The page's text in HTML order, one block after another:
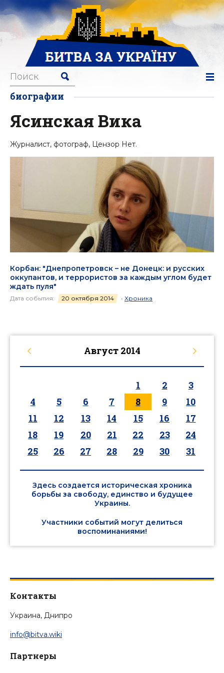
биографии
Ясинская Вика
Журналист, фотограф, Цензор Нет.
Корбан: "Днепропетровск – не Донецк: и русских
оккупантов, и террористов за каждым углом будет
ждать пуля"
Дата события: 20 октября 2014 • Хроника
Август 2014
1 2
3
4
5 6 7 8 9
10
11
12 13 14 15 16
17
18
19 20 21 22 23
24
25
26 27 28 29 30 31
Здесь создается историческая хроника
борьбы за свободу, единство и будущее
Украины.
Участники событий могут делиться
воспоминаниями!
Контакты
Украина, Днипро
info@bitva.wiki
Партнеры